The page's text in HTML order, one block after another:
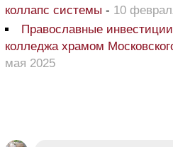
коллапс системы - 10
Православные
колледжа храмом
мая 2025